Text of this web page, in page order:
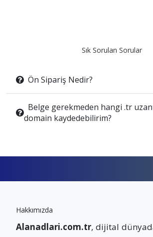
Sık Sorulan Sorular
Ön Sipariş Nedir?
Belge gerekmeden hangi .tr
domain kaydedebilirim?
Hakkımızda
Alanadlari.com.tr, dijital